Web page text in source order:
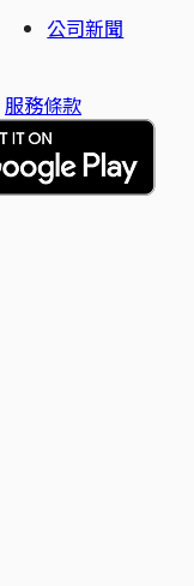
公司新聞
服務條款